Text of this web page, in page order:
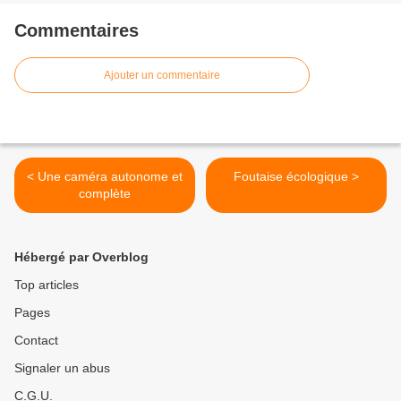
Commentaires
Ajouter un commentaire
< Une caméra autonome et
complète
Foutaise écologique >
Hébergé par Overblog
Top articles
Pages
Contact
Signaler un abus
C.G.U.